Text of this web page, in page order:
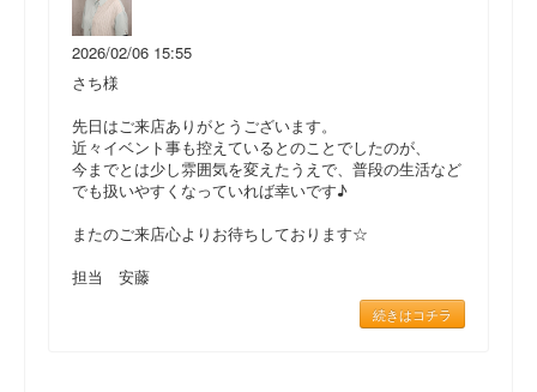
2026/02/06 15:55
さち様
先日はご来店ありがとうございます。
近々イベント事も控えているとのことでしたのが、
今までとは少し雰囲気を変えたうえで、普段の生活など
でも扱いやすくなっていれば幸いです♪
またのご来店心よりお待ちしております☆
担当 安藤
続きはコチラ